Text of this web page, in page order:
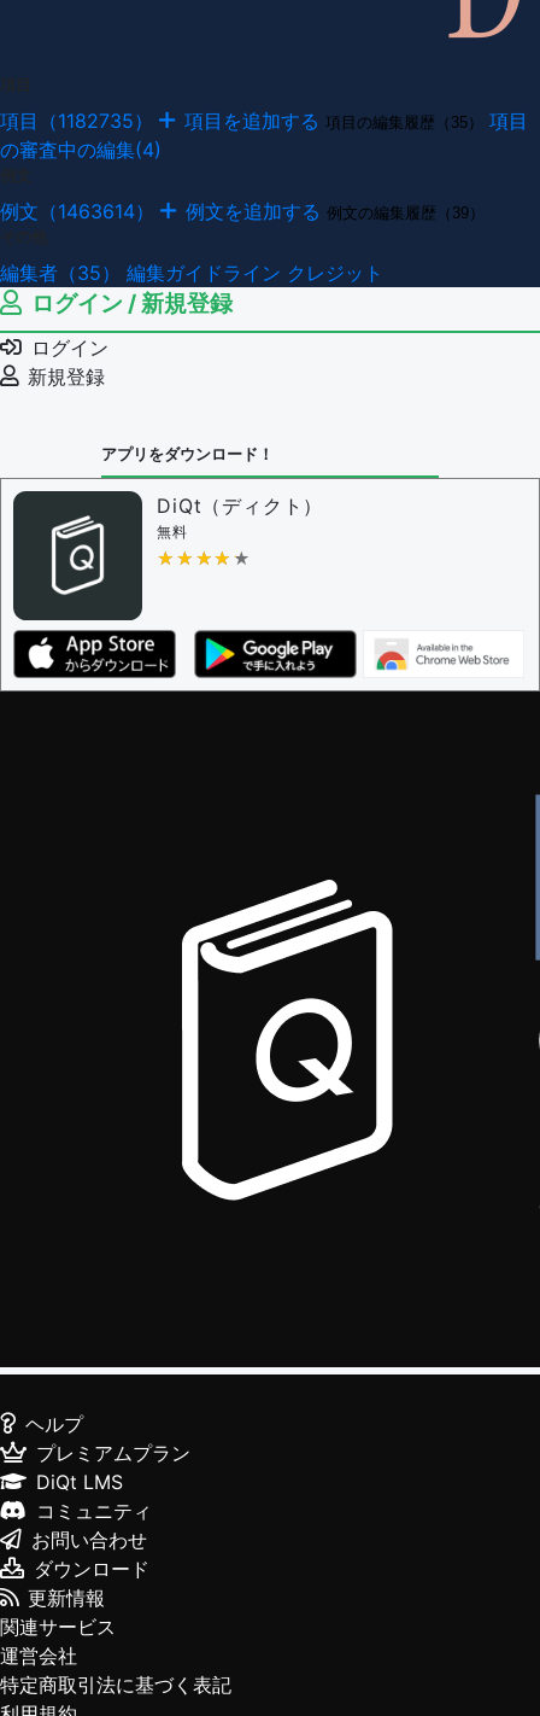
項目（1182735） 項目を追加する 項目の編集履歴（35）
項目
の審査中の編集(4)
例文（1463614） 例文を追加する 例文の編集履歴（39）
編集者（35） 編集ガイドライン クレジット
ログイン / 新規登録
ログイン
新規登録
アプリをダウンロード！
DiQt（ディクト）
無料
★★★★★
★★★★★
ヘルプ
プレミアムプラン
DiQt LMS
コミュニティ
お問い合わせ
ダウンロード
更新情報
関連サービス
運営会社
特定商取引法に基づく表記